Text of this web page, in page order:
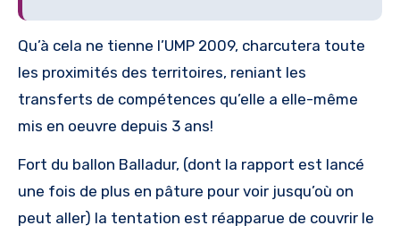
Qu’à cela ne tienne l’UMP 2009, charcutera toute
les proximités des territoires, reniant les
transferts de compétences qu’elle a elle-même
mis en oeuvre depuis 3 ans!
Fort du ballon Balladur, (dont la rapport est lancé
une fois de plus en pâture pour voir jusqu’où on
peut aller) la tentation est réapparue de couvrir le